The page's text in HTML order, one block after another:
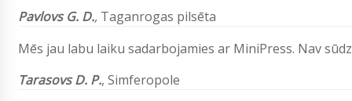
Pavlovs G. D., Taganrogas pilsēta
Mēs jau labu laiku sadarbojamies ar MiniPress. Nav
Tarasovs D. P., Simferopole